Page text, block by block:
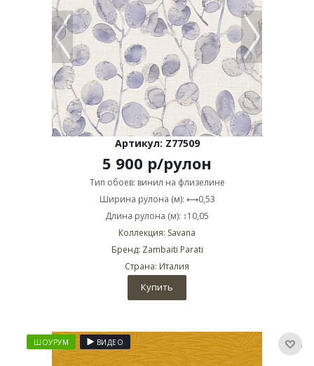
Артикул: Z77509
5 900 р/рулон
Тип обоев: винил на флизелине
Ширина рулона (м): ⟷0,53
Длина рулона (м): ↕10,05
Коллекция: Savana
Бренд: Zambaiti Parati
Страна: Италия
Купить
ШОУРУМ ВИДЕО